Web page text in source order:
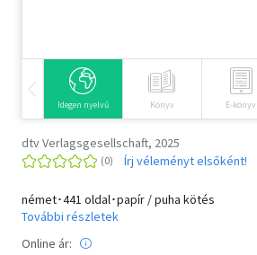
Idegen nyelvű Könyv E-könyv
dtv Verlagsgesellschaft, 2025
Írj véleményt elsőként!
német･441 oldal･papír / puha kötés
További részletek
Online ár: